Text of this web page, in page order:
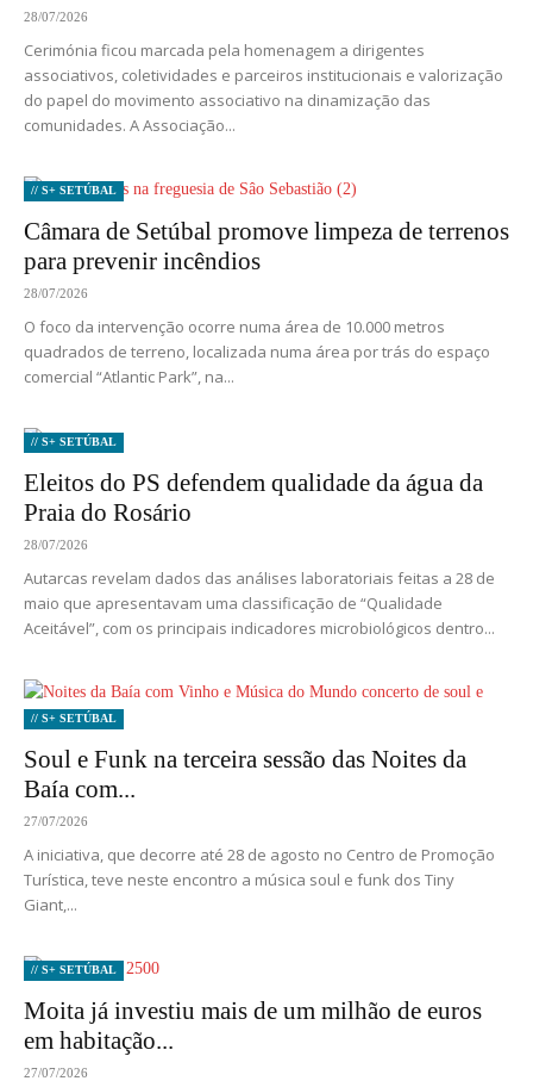
28/07/2026
Cerimónia ficou marcada pela homenagem a dirigentes
associativos, coletividades e parceiros institucionais e valorização
do papel do movimento associativo na dinamização das
comunidades. A Associação...
// S+ SETÚBAL
Câmara de Setúbal promove limpeza de terrenos
para prevenir incêndios
28/07/2026
O foco da intervenção ocorre numa área de 10.000 metros
quadrados de terreno, localizada numa área por trás do espaço
comercial “Atlantic Park”, na...
// S+ SETÚBAL
Eleitos do PS defendem qualidade da água da
Praia do Rosário
28/07/2026
Autarcas revelam dados das análises laboratoriais feitas a 28 de
maio que apresentavam uma classificação de “Qualidade
Aceitável”, com os principais indicadores microbiológicos dentro...
// S+ SETÚBAL
Soul e Funk na terceira sessão das Noites da
Baía com...
27/07/2026
A iniciativa, que decorre até 28 de agosto no Centro de Promoção
Turística, teve neste encontro a música soul e funk dos Tiny
Giant,...
// S+ SETÚBAL
Moita já investiu mais de um milhão de euros
em habitação...
27/07/2026